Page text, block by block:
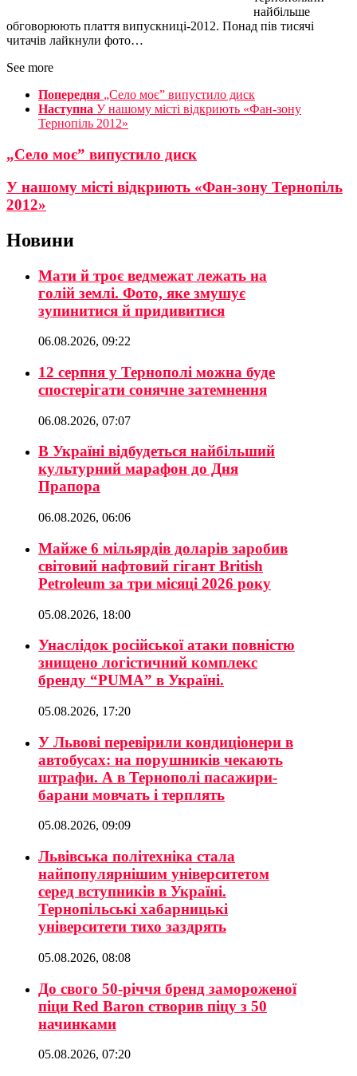
найбільше
обговорюють плаття випускниці-2012. Понад пів тисячі
читачів лайкнули фото…
See more
Попередня „Село моє” випустило диск
Наступна У нашому місті відкриють «Фан-зону
Тернопіль 2012»
„Село моє” випустило диск
У нашому місті відкриють «Фан-зону Тернопіль
2012»
Новини
Мати й троє ведмежат лежать на
голій землі. Фото, яке змушує
зупинитися й придивитися
06.08.2026, 09:22
12 серпня у Тернополі можна буде
спостерігати сонячне затемнення
06.08.2026, 07:07
В Україні відбудеться найбільший
культурний марафон до Дня
Прапора
06.08.2026, 06:06
Майже 6 мільярдів доларів заробив
світовий нафтовий гігант British
Petroleum за три місяці 2026 року
05.08.2026, 18:00
Унаслідок російської атаки повністю
знищено логістичний комплекс
бренду “PUMA” в Україні.
05.08.2026, 17:20
У Львові перевірили кондиціонери в
автобусах: на порушників чекають
штрафи. А в Тернополі пасажири-
барани мовчать і терплять
05.08.2026, 09:09
Львівська політехніка стала
найпопулярнішим університетом
серед вступників в Україні.
Тернопільські хабарницькі
університети тихо заздрять
05.08.2026, 08:08
До свого 50-річчя бренд замороженої
піци Red Baron створив піцу з 50
начинками
05.08.2026, 07:20